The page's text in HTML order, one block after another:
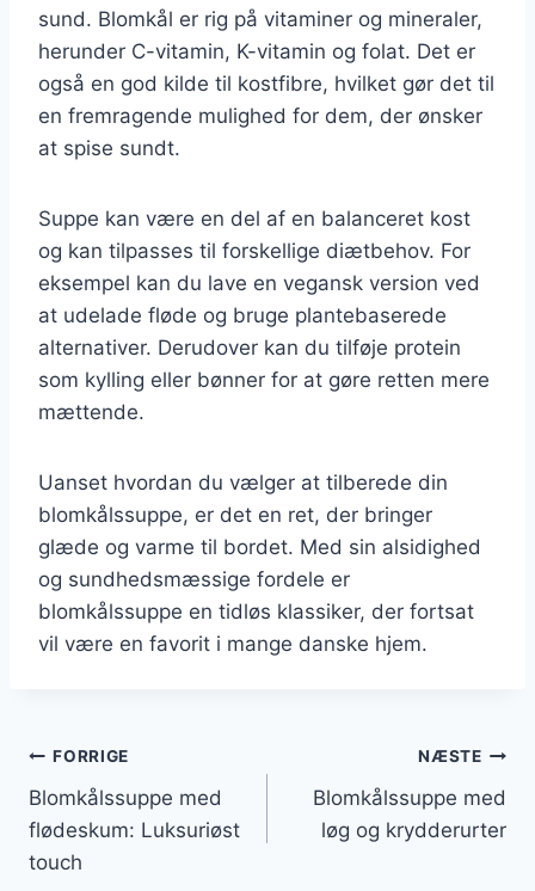
sund. Blomkål er rig på vitaminer og mineraler,
herunder C-vitamin, K-vitamin og folat. Det er
også en god kilde til kostfibre, hvilket gør det til
en fremragende mulighed for dem, der ønsker
at spise sundt.
Suppe kan være en del af en balanceret kost
og kan tilpasses til forskellige diætbehov. For
eksempel kan du lave en vegansk version ved
at udelade fløde og bruge plantebaserede
alternativer. Derudover kan du tilføje protein
som kylling eller bønner for at gøre retten mere
mættende.
Uanset hvordan du vælger at tilberede din
blomkålssuppe, er det en ret, der bringer
glæde og varme til bordet. Med sin alsidighed
og sundhedsmæssige fordele er
blomkålssuppe en tidløs klassiker, der fortsat
vil være en favorit i mange danske hjem.
Indlægsnavigation
FORRIGE
Blomkålssuppe med
flødeskum: Luksuriøst
touch
NÆSTE
Blomkålssuppe med
løg og krydderurter